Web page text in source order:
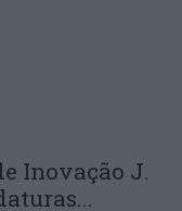
Inovação J.